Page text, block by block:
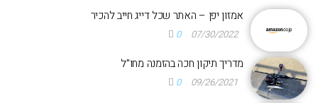
אמזון יפן – האתר שכל דייג חייב להכיר
07/30/2022
0
מדריך תיקון חכה בהזמנה מחו"ל
09/26/2021
0